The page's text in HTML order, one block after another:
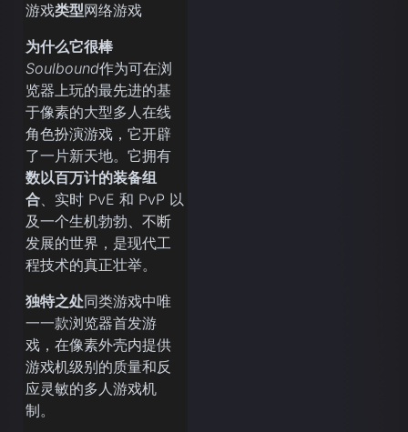
游戏类型网络游戏
为什么它很棒
Soulbound作为可在浏
览器上玩的最先进的基
于像素的大型多人在线
角色扮演游戏，它开辟
了一片新天地。它拥有
数以百万计的装备组
合、实时 PvE 和 PvP 以
及一个生机勃勃、不断
发展的世界，是现代工
程技术的真正壮举。
独特之处同类游戏中唯
一一款浏览器首发游
戏，在像素外壳内提供
游戏机级别的质量和反
应灵敏的多人游戏机
制。